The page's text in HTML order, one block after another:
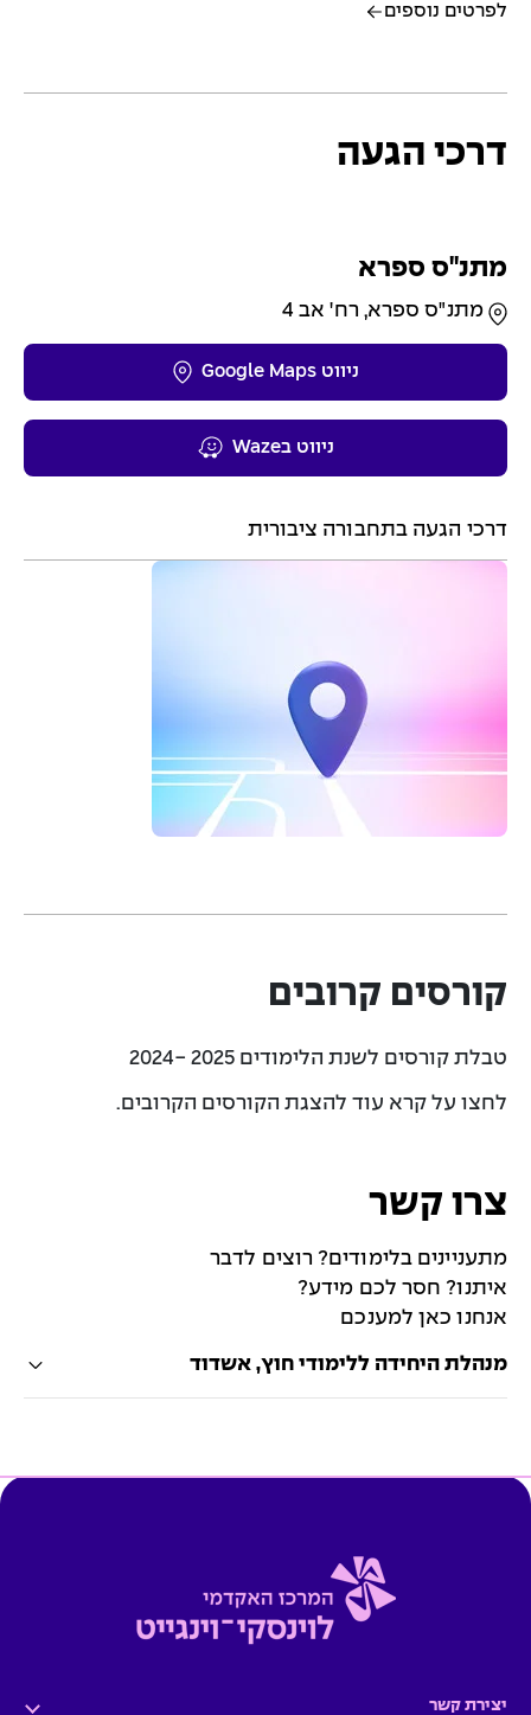
לפרטים נוספים
דרכי הגעה
מתנ"ס ספרא
מתנ"ס ספרא, רח' אב 4
ניווט Google Maps
ניווט בWaze
דרכי הגעה בתחבורה ציבורית
קורסים קרובים
טבלת קורסים לשנת הלימודים 2025 -2024
לחצו על קרא עוד להצגת הקורסים הקרובים.
צרו קשר
מתעניינים בלימודים? רוצים לדבר
איתנו? חסר לכם מידע?
אנחנו כאן למענכם
מנהלת היחידה ללימודי חוץ, אשדוד
יצירת קשר